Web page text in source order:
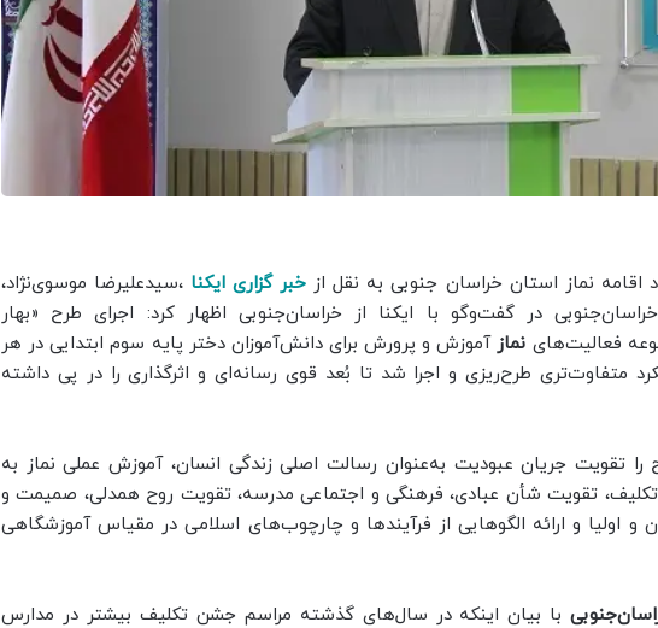
نماز استان خراسان جنوبی به نقل از خبر گزاری ایکنا ،سیدعلیرضا موسوی‌نژاد،
در گفت‌وگو با ایکنا از خراسان‌جنوبی اظهار کرد: اجرای طرح «بهار
فعالیت‌های نماز آموزش و پرورش برای دانش‌آموزان دختر پایه سوم ابتدایی در هر
متفاوت‌تری طرح‌ریزی و اجرا شد تا بُعد قوی رسانه‌ای و اثرگذاری را در پی داشته
را تقویت جریان عبودیت به‌عنوان رسالت اصلی زندگی انسان، آموزش عملی نماز به
تقویت شأن عبادی، فرهنگی و اجتماعی مدرسه، تقویت روح همدلی، صمیمت و
و اولیا و ارائه الگوهایی از فرآیندها و چارچوب‌های اسلامی در مقیاس آموزشگاهی
با بیان اینکه در سال‌های گذشته مراسم جشن تکلیف بیشتر در مدارس